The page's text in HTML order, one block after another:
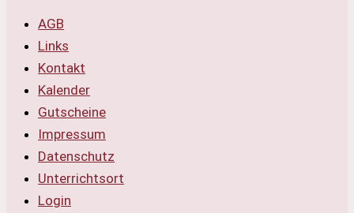
AGB
Links
Kontakt
Kalender
Gutscheine
Impressum
Datenschutz
Unterrichtsort
Login